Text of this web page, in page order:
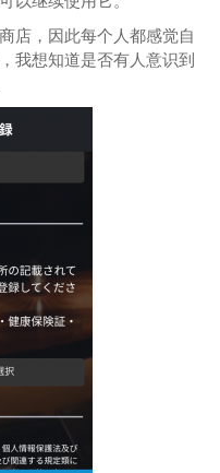
店，因此每个人都感觉自
我想知道是否有人意识到